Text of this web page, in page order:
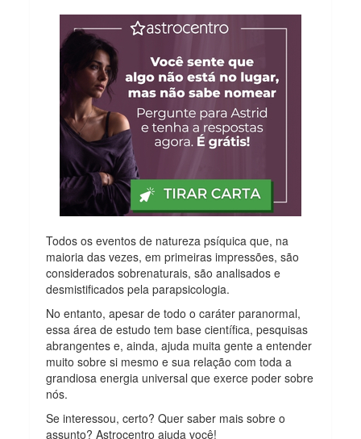
Todos os eventos de natureza psíquica que, na
maioria das vezes, em primeiras impressões, são
considerados sobrenaturais, são analisados e
desmistificados pela parapsicologia.
No entanto, apesar de todo o caráter paranormal,
essa área de estudo tem base científica, pesquisas
abrangentes e, ainda, ajuda muita gente a entender
muito sobre si mesmo e sua relação com toda a
grandiosa energia universal que exerce poder sobre
nós.
Se interessou, certo? Quer saber mais sobre o
assunto? Astrocentro ajuda você!